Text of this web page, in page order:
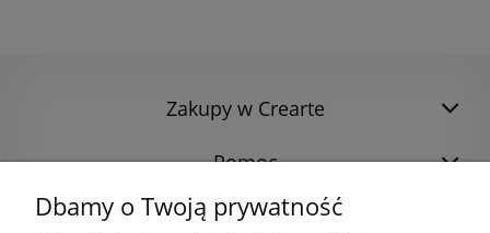
Zakupy w Crearte
Pomoc
Dbamy o Twoją prywatność